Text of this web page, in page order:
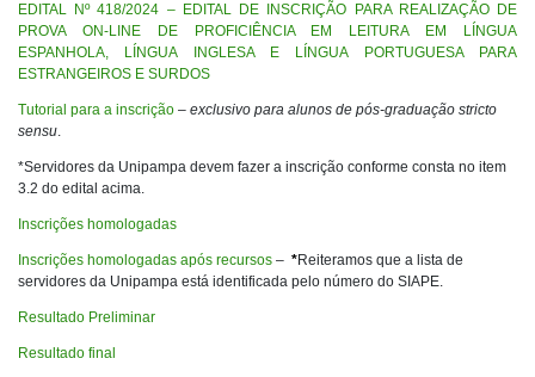
EDITAL Nº 418/2024 – EDITAL DE INSCRIÇÃO PARA REALIZAÇÃO DE
PROVA ON-LINE DE PROFICIÊNCIA EM LEITURA EM LÍNGUA
ESPANHOLA, LÍNGUA INGLESA E LÍNGUA PORTUGUESA PARA
ESTRANGEIROS E SURDOS
Tutorial para a inscrição – exclusivo para alunos de pós-graduação stricto
sensu.
*Servidores da Unipampa devem fazer a inscrição conforme consta no item
3.2 do edital acima.
Inscrições homologadas
Inscrições homologadas após recursos – *Reiteramos que a lista de
servidores da Unipampa está identificada pelo número do SIAPE.
Resultado Preliminar
Resultado final